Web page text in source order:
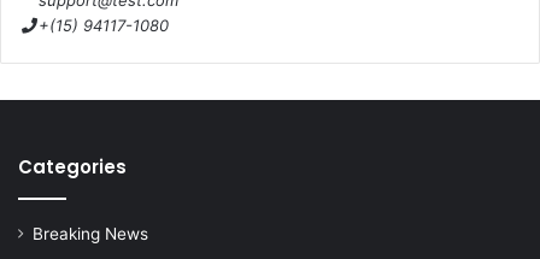
+(15) 94117-1080
Categories
Breaking News